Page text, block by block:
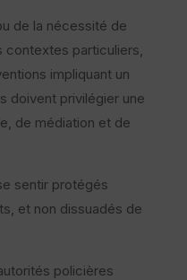
de la nécessité de
contextes particuliers,
impliquant un
doivent privilégier une
de médiation et de
sentir protégés
et non dissuadés de
policières